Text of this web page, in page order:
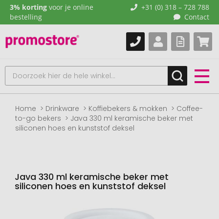
3% korting voor je online
bestelling
+31 (0) 318 – 728 788
Contact
Home Drinkware Koffiebekers & mokken
Coffee-
to-go bekers
Java 330 ml keramische beker met
siliconen hoes en kunststof deksel
Java 330 ml keramische beker met
siliconen hoes en kunststof deksel